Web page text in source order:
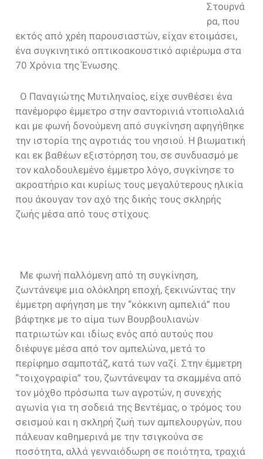
Στουρνά
ρα, που
εκτός από χρέη παρουσιαστών, είχαν ετοιμάσει,
ένα συγκινητικό οπτικοακουστικό αφιέρωμα στα
70 Χρόνια της Ένωσης.
Ο Παναγιώτης Μυτιληναίος, είχε συνθέσει ένα
πανέμορφο έμμετρο στην σαντορινιά ντοπιολαλιά
και με φωνή δονούμενη από συγκίνηση αφηγήθηκε
την ιστορία της αγροτιάς του νησιού. Η βιωματική
και εκ βαθέων εξιστόρηση του, σε συνδυασμό με
τον καλοδουλεμένο έμμετρο λόγο, συγκίνησε το
ακροατήριο και κυρίως τους μεγαλύτερους ηλικία
που άκουγαν τον αχό της δικής τους σκληρής
ζωής μέσα από τους στίχους.
Με φωνή παλλόμενη από τη συγκίνηση,
ζωντάνεψε μια ολόκληρη εποχή, ξεκινώντας την
έμμετρη αφήγηση με την “κόκκινη αμπελιά” που
βάφτηκε με το αίμα των Βουρβουλιανών
πατριωτών και ιδίως ενός από αυτούς που
διέφυγε μέσα από τον αμπελώνα, μετά το
περίφημο σαμποτάζ, κατά των ναζί. Στην έμμετρη
“τοιχογραφία” του, ζωντάνεψαν τα σκαμμένα από
τον μόχθο πρόσωπα των αγροτών, η συνεχής
αγωνία για τη σοδειά της Βεντέμας, ο τρόμος του
σεισμού και η σκληρή ζωή των αμπελουργών, που
πάλευαν καθημερινά με την τσιγκούνα σε
ποσότητα, αλλά γενναιόδωρη σε ποιότητα, τραχιά